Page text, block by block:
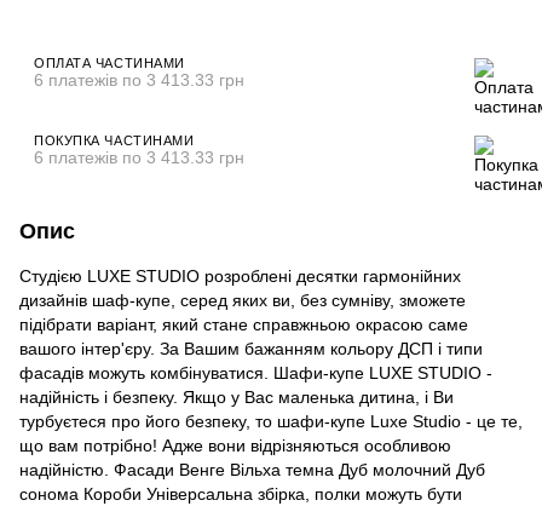
ОПЛАТА ЧАСТИНАМИ
6 платежів по 3 413.33 грн
ПОКУПКА ЧАСТИНАМИ
6 платежів по 3 413.33 грн
Опис
Студією LUXE STUDIO розроблені десятки гармонійних
дизайнів шаф-купе, серед яких ви, без сумніву, зможете
підібрати варіант, який стане справжньою окрасою саме
вашого інтер'єру. За Вашим бажанням кольору ДСП і типи
фасадів можуть комбінуватися. Шафи-купе LUXE STUDIO -
надійність і безпеку. Якщо у Вас маленька дитина, і Ви
турбуєтеся про його безпеку, то шафи-купе Luxe Studio - це те,
що вам потрібно! Адже вони відрізняються особливою
надійністю. Фасади Венге Вільха темна Дуб молочний Дуб
сонома Короби Універсальна збірка, полки можуть бути